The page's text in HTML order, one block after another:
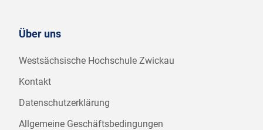
Über uns
Westsächsische Hochschule Zwickau
Kontakt
Datenschutzerklärung
Allgemeine Geschäftsbedingungen